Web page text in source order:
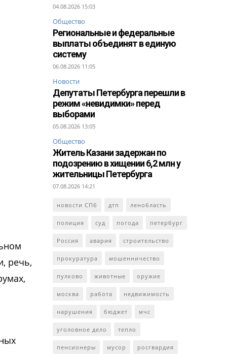
речь,
04.08.2026 15:03
Общество
Региональные и федеральные
выплаты объединят в единую
систему
06.08.2026 11:05
Новости
Депутаты Петербурга перешли в
режим «невидимки» перед
выборами
05.08.2026 13:05
Общество
Житель Казани задержан по
подозрению в хищении 6,2 млн у
жительницы Петербурга
07.08.2026 14:21
новости СПб дтп ленобласть
полиция суд погода петербург
Россия авария строительство
прокуратура мошенничество
пулково животные оружие
москва работа недвижимость
нарушения бюджет мчс
уголовное дело тепло
пенсионеры мусор росгвардия